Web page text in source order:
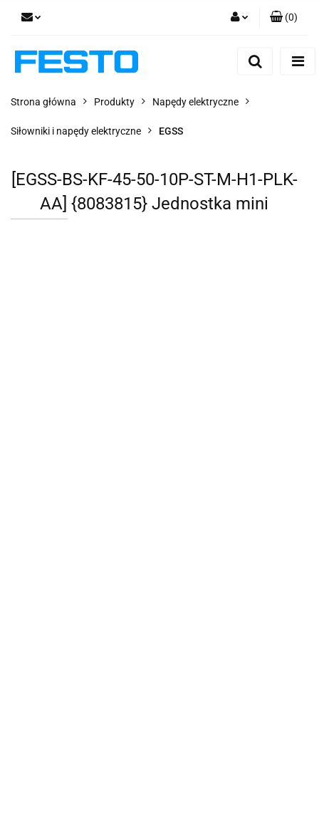
Dodaj zgłoszenie
(0)
Strona główna Produkty Napędy elektryczne
Siłowniki i napędy elektryczne EGSS
[EGSS-BS-KF-45-50-10P-ST-M-H1-PLK-
AA] {8083815} Jednostka mini